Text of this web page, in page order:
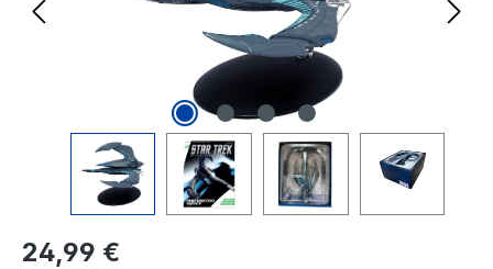
Regulärer Preis:
24,99 €